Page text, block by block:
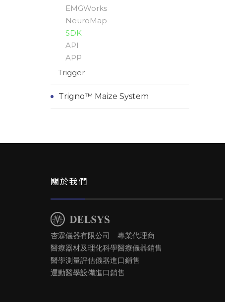
EMGWorks
NeuroMap
SDK
API
APP
Trigger
Trigno™ Maize System
關於我們
杏霖儀器有限公司 專業代理商
醫療器材及理化科學醫療儀器銷售
醫學測量評估儀器進口銷售
運動醫學設備進口銷售